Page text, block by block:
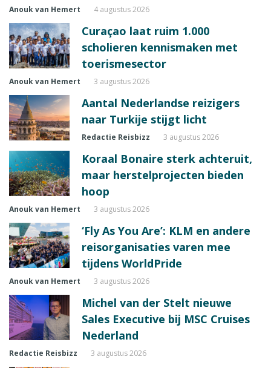
Anouk van Hemert 4 augustus 2026
Curaçao laat ruim 1.000
scholieren kennismaken met
toerismesector
Anouk van Hemert 3 augustus 2026
Aantal Nederlandse reizigers
naar Turkije stijgt licht
Redactie Reisbizz 3 augustus 2026
Koraal Bonaire sterk achteruit,
maar herstelprojecten bieden
hoop
Anouk van Hemert 3 augustus 2026
‘Fly As You Are’: KLM en andere
reisorganisaties varen mee
tijdens WorldPride
Anouk van Hemert 3 augustus 2026
Michel van der Stelt nieuwe
Sales Executive bij MSC Cruises
Nederland
Redactie Reisbizz 3 augustus 2026